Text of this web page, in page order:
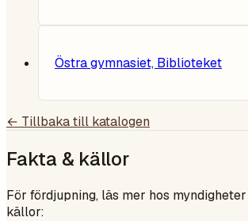
Östra gymnasiet, Biblioteket
← Tillbaka till katalogen
Fakta & källor
För fördjupning, läs mer hos
källor: